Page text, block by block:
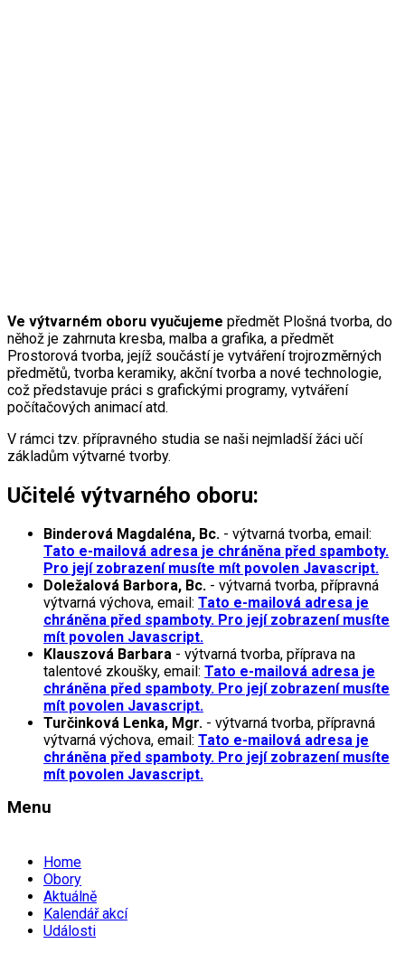
Ve výtvarném oboru vyučujeme předmět Plošná tvorba, do
něhož je zahrnuta kresba, malba a grafika, a předmět
Prostorová tvorba, jejíž součástí je vytváření trojrozměrných
předmětů, tvorba keramiky, akční tvorba a nové technologie,
což představuje práci s grafickými programy, vytváření
počítačových animací atd.
V rámci tzv. přípravného studia se naši nejmladší žáci učí
základům výtvarné tvorby.
Učitelé výtvarného oboru:
Binderová Magdaléna, Bc. - výtvarná tvorba, email:
Tato e-mailová adresa je chráněna před spamboty.
Pro její zobrazení musíte mít povolen Javascript.
Doležalová Barbora, Bc. - výtvarná tvorba, přípravná
výtvarná výchova, email: Tato e-mailová adresa je
chráněna před spamboty. Pro její zobrazení musíte
mít povolen Javascript.
Klauszová Barbara - výtvarná tvorba, příprava na
talentové zkoušky, email: Tato e-mailová adresa je
chráněna před spamboty. Pro její zobrazení musíte
mít povolen Javascript.
Turčinková Lenka, Mgr. - výtvarná tvorba, přípravná
výtvarná výchova, email: Tato e-mailová adresa je
chráněna před spamboty. Pro její zobrazení musíte
mít povolen Javascript.
Menu
Home
Obory
Aktuálně
Kalendář akcí
Události